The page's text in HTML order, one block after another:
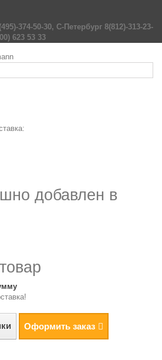
374-50-30, С-Петербург 8(812)-313-23-
623 53 33
добавлен в
Оформить заказ